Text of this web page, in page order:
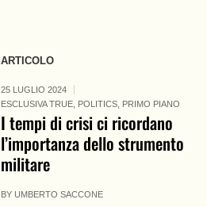
ARTICOLO
25 LUGLIO 2024
ESCLUSIVA TRUE POLITICS PRIMO PIANO
I tempi di crisi ci ricordano
l’importanza dello strumento
militare
BYUMBERTO SACCONE